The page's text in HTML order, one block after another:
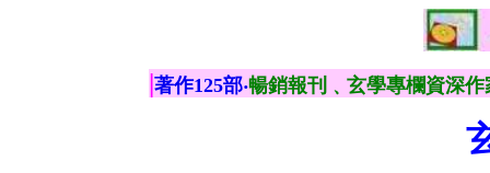
|著作125部‧暢銷報刊﹑玄學專欄資深作